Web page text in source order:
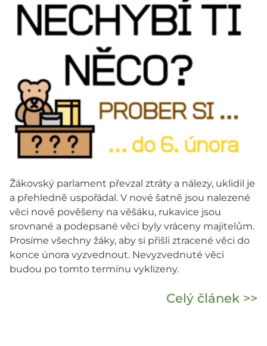
Žákovský parlament převzal ztráty a nálezy, uklidil je
a přehledně uspořádal. V nové šatně jsou nalezené
věci nově pověšeny na věšáku, rukavice jsou
srovnané a podepsané věci byly vráceny majitelům.
Prosíme všechny žáky, aby si přišli ztracené věci do
konce února vyzvednout. Nevyzvednuté věci
budou po tomto termínu vyklizeny.
Celý článek >>